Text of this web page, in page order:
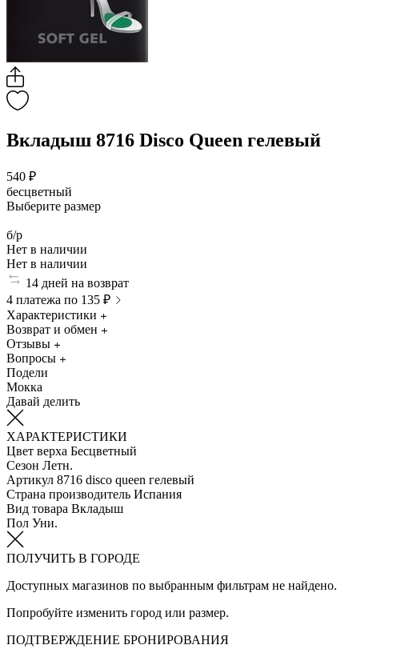
Вкладыш 8716 Disco Queen гелевый
540 ₽
бесцветный
Выберите размер
б/р
Нет в наличии
Нет в наличии
14 дней на возврат
4 платежа по 135 ₽
Характеристики
Возврат и обмен
Отзывы
Вопросы
Подели
Мокка
Давай делить
ХАРАКТЕРИСТИКИ
Цвет верха Бесцветный
Сезон Летн.
Артикул 8716 disco queen гелевый
Страна производитель Испания
Вид товара Вкладыш
Пол Уни.
ПОЛУЧИТЬ В ГОРОДЕ
Доступных магазинов по выбранным фильтрам не найдено.
Попробуйте изменить город или размер.
ПОДТВЕРЖДЕНИЕ БРОНИРОВАНИЯ